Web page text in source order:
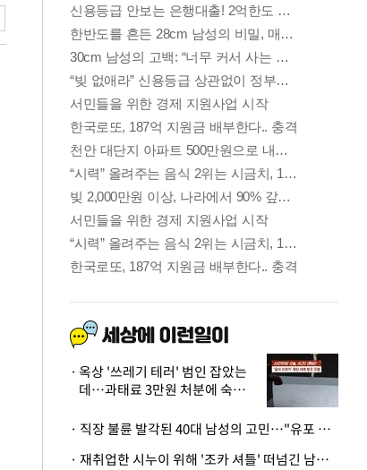
옥상 '쓰레기 테러' 범인 잡았는
데…과태료 3만원 처분에 숙박업
· 직장 불륜 발각된 40대 남성의 고민…"유포 동료 명예훼손·협박죄 고소 가능할까"
· 재취업한 시누이 위해 '조카 셔틀' 떠넘긴 남편…아내 "난 못한다"